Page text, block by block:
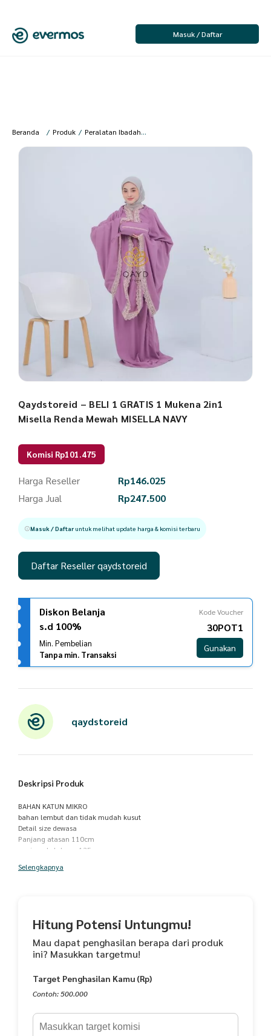
Masuk / Daftar
Beranda / Produk / Peralatan Ibadah /
Qaydstoreid – BELI 1 GRATIS 1 Mukena 2in1
Misella Renda Mewah MISELLA NAVY
Komisi Rp101.475
Harga Reseller Rp146.025
Harga Jual
Rp247.500
Masuk / Daftaruntuk melihat update harga & komisi terbaru
Daftar Reseller qaydstoreid
Diskon Belanja
s.d 100%
Min. Pembelian
Tanpa min. Transaksi
Kode Voucher
30POT1
Gunakan
qaydstoreid
Deskripsi Produk
BAHAN KATUN MIKRO
bahan lembut dan tidak mudah kusut
Detail size dewasa
Panjang atasan 110cm
panjang belakang 135cm
panjang rok 115
Selengkapnya
Hitung Potensi Untungmu!
Mau dapat penghasilan berapa dari produk
ini? Masukkan targetmu!
Target Penghasilan Kamu (Rp)
Contoh: 500.000